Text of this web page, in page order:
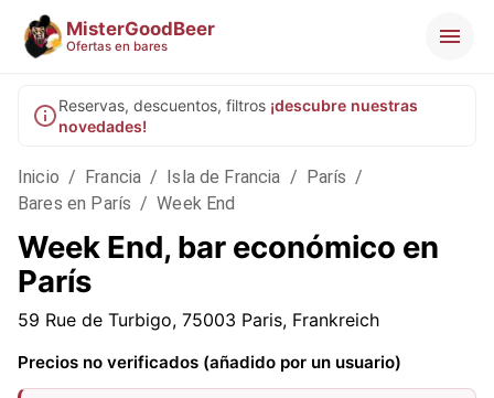
MisterGoodBeer
Ofertas en bares
Reservas, descuentos, filtros ¡descubre nuestras
novedades!
Inicio / Francia / Isla de Francia / París /
Bares en París / Week End
Week End, bar económico en
París
59 Rue de Turbigo, 75003 Paris, Frankreich
Precios no verificados (añadido por un usuario)